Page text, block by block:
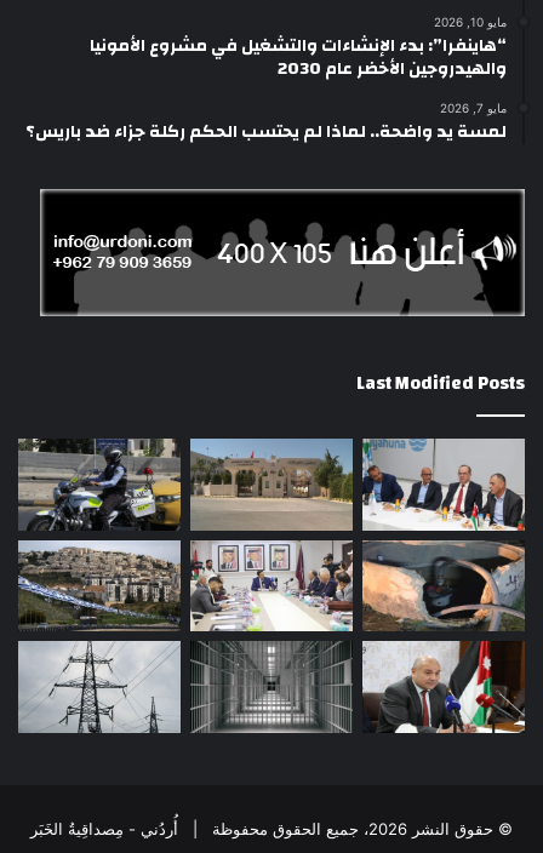
مايو 10, 2026
“هاينفرا”: بدء الإنشاءات والتشغيل في مشروع الأمونيا
والهيدروجين الأخضر عام 2030
مايو 7, 2026
لمسة يد واضحة.. لماذا لم يحتسب الحكم ركلة جزاء ضد باريس؟
Last Modified Posts
© حقوق النشر 2026، جميع الحقوق محفوظة | أُردُني - مِصداقِيةُ الخَبَر